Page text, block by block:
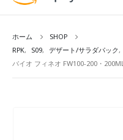
ホーム
SHOP
RPK, S09, デザート/サラダパック ,
バイオ フィネオ FW100-200・200ML